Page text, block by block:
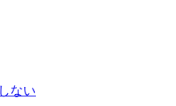
ない